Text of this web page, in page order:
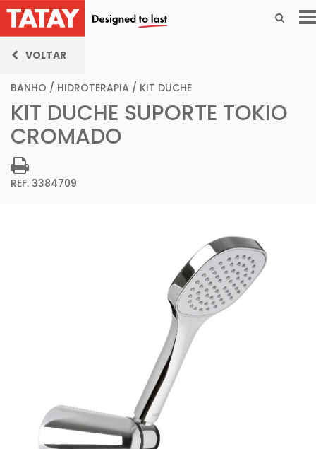
VOLTAR
BANHO / HIDROTERAPIA / KIT DUCHE
KIT DUCHE SUPORTE TOKIO
CROMADO
REF. 3384709